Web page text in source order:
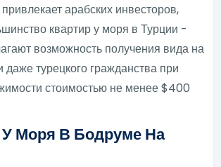
арабских инвесторов,
квартир у моря в Турции -
возможность получения вида на
даже турецкого гражданства при
стоимостью не менее $400
Моря В Бодруме На